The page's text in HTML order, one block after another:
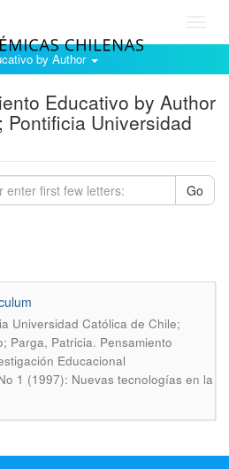
by Author
Educativo by Author
Pontificia Universidad
Go
Universidad Católica de Chile;
Parga, Patricia. Pensamiento
Educacional
1 (1997): Nuevas tecnologías en la